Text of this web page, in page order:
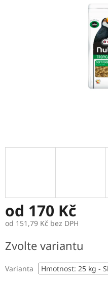
hvězdiček.
od 170 Kč
od 151,79 Kč bez DPH
cena:
Zvolte variantu
Varianta